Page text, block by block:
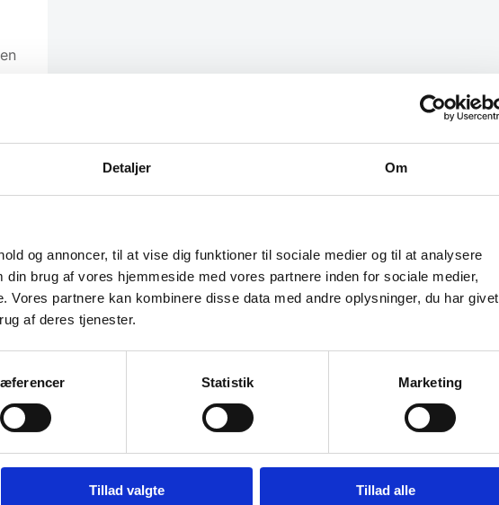
Detaljer Om
og annoncer, til at vise dig funktioner til sociale medier og til at analysere
brug af vores hjemmeside med vores partnere inden for sociale medier,
Vores partnere kan kombinere disse data med andre oplysninger, du har givet
af deres tjenester.
Statistik Marketing
Tillad valgte Tillad alle
SPAR 20%